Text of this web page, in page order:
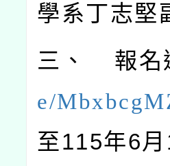
學系丁志堅
三、 報名
e/
至115年6